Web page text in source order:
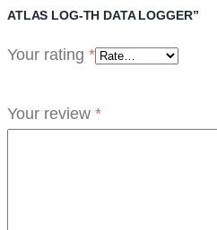
ATLAS LOG-TH DATA LOGGER”
Your rating *
Your review *